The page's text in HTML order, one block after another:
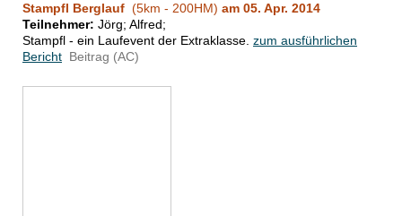
Stampfl Berglauf (5km - 200HM) am 05. Apr. 2014
Teilnehmer: Jörg; Alfred;
Stampfl - ein Laufevent der Extraklasse. zum ausführlichen
Bericht Beitrag (AC)